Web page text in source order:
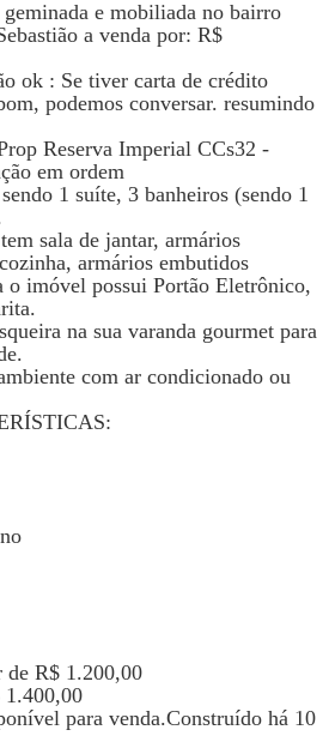
e mobiliada no bairro
a venda por: R$
ok : Se tiver carta de crédito
podemos conversar. resumindo
Reserva Imperial CCs32 -
em ordem
1 suíte, 3 banheiros (sendo 1
sala de jantar, armários
armários embutidos
o imóvel possui Portão Eletrônico,
na sua varanda gourmet para
com ar condicionado ou
R$ 1.200,00
para venda.Construído há 10